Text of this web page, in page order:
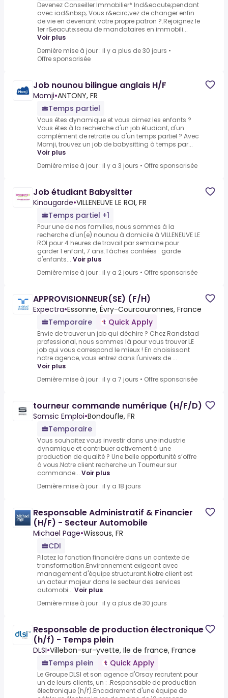
Devenez Conseiller Immobilier* Ind&eacute;pendant
avec iad&nbsp;.Vous r&ecirc;vez de changer enfin
de vie en devenant votre propre patron ?.Rejoignez le
1er r&eacute;seau de mandataires en immobili...
Voir plus
Dernière mise à jour : il y a plus de 30 jours •
Offre sponsorisée
Job nounou bilingue anglais H/F
Momji•ANTONY, FR
Temps partiel
Vous êtes dynamique et vous aimez les enfants ?
Vous êtes à la recherche d'un job étudiant, d'un
complément de retraite ou d'un temps partiel ? Avec
Momji, trouvez un job de babysitting à temps par...
Voir plus
Dernière mise à jour : il y a 3 jours • Offre sponsorisée
Job étudiant Babysitter
Kinougarde•VILLENEUVE LE ROI, FR
Temps partiel +1
Pour une de nos familles, nous sommes à la
recherche d'un(e) nounou à domicile à VILLENEUVE LE
ROI pour 4 heures de travail par semaine pour
garder 1 enfant, 7 ans.Tâches confiées : garde
d'enfants... Voir plus
Dernière mise à jour : il y a 2 jours • Offre sponsorisée
APPROVISIONNEUR(SE) (F/H)
Expectra•Essonne, Évry-Courcouronnes, France
Temporaire
Quick Apply
Envie de trouver un job qui déchire ? Chez Randstad
professional, nous sommes là pour vous trouver LE
job qui vous correspond le mieux ! En choisissant
notre agence, vous entrez dans l'univers de ...
Voir plus
Dernière mise à jour : il y a 7 jours • Offre sponsorisée
tourneur commande numérique (H/F/D)
Samsic Emploi•Bondoufle, FR
Temporaire
Vous souhaitez vous investir dans une industrie
dynamique et contribuer activement à une
production de qualité ? Une belle opportunité s’offre
à vous.Notre client recherche un Tourneur sur
commande... Voir plus
Dernière mise à jour : il y a 18 jours
Responsable Administratif & Financier
(H/F) - Secteur Automobile
Michael Page•Wissous, FR
CDI
Pilotez la fonction financière dans un contexte de
transformation.Environnement exigeant avec
management d'équipe structurant.Notre client est
un acteur majeur dans le secteur des services
automobi... Voir plus
Dernière mise à jour : il y a plus de 30 jours
Responsable de production électronique
(h/f) - Temps plein
DLSI•Villebon-sur-yvette, Ile de france, France
Temps plein
Quick Apply
Le Groupe DLSI et son agence d'Orsay recrutent pour
un de leurs clients, un : .Responsable de production
électronique (h/f).Encadrement d'une équipe de